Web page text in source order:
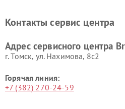
Контакты сервис центра
Адрес сервисного центра
г. Томск, ул. Нахимова, 8с2
Горячая линия:
+7 (382) 270-24-59